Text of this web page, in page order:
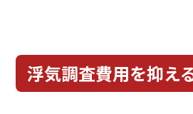
浮気調査費用を抑え